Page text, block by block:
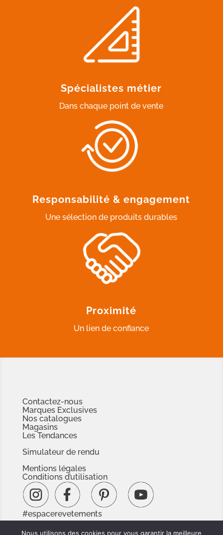
Spécialistes métier
Dans chaque point de vente
Responsabilité & engagement
Une sélection de produits durables
Proximité
Un lien de confiance
Contactez-nous
Marques Exclusives
Nos catalogues
Magasins
Les Tendances
Simulateur de rendu
Mentions légales
Conditions d’utilisation
#espacerevetements
www.espacedoc.fr
Nous utilisons des cookies pour vous garantir la meilleure